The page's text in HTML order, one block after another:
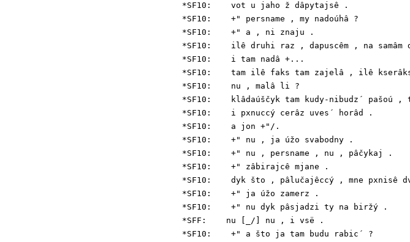
*SF10:    vot u jaho ž dâpytajsê .
*SF10:    +" persname , my nadoúhâ ?
*SF10:    +" a , ni znaju .
*SF10:    ilê druhi raz , dapuscêm , na
*SF10:    i tam nadâ +...
*SF10:    tam ilê faks tam zajelâ , ilê
*SF10:    nu , malâ li ?
*SF10:    klâdaúščyk tam kudy-nibudz´ pašoú
*SF10:    i pxnuccý cerâz uves´ horâd .
*SF10:    a jon +"/.
*SF10:    +" nu , ja úžo svabodny .
*SF10:    +" nu , persname , nu , pâčykaj .
*SF10:    +" zâbirajcê mjane .
*SF10:    dyk što , pâlučajêccý , mne
*SF10:    +" ja úžo zamerz .
*SF10:    +" nu dyk pâsjadzi ty na biržý .
*SFF:    nu [_/] nu , i vsë .
*SF10:    +" a što ja tam budu rabic´ ?